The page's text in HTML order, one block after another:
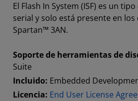
El Flash In System (ISF) es un
serial y solo está presente en
Spartan™ 3AN.
Soporte de herramientas de
Suite
Incluido: Embedded
Licencia: End User License